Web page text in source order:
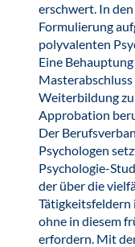
erschwert. In
Formulierung
polyvalenten
Eine
Weiterbildung
Approbation
Der
Psychologen
Psychologie-
der über die
Tätigkeitsfeldern
ohne in diesem
erfordern. Mit